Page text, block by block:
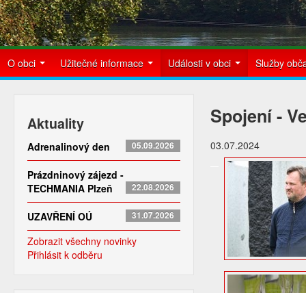
O obci Užitečné informace Události v obci Služby
Aktuality
Adrenalinový den 05.09.2026
Prázdninový zájezd -
TECHMANIA Plzeň
22.08.2026
UZAVŘENÍ OÚ 31.07.2026
Zobrazit všechny novinky
Přihlásit k odběru
Spojení -
03.07.2024